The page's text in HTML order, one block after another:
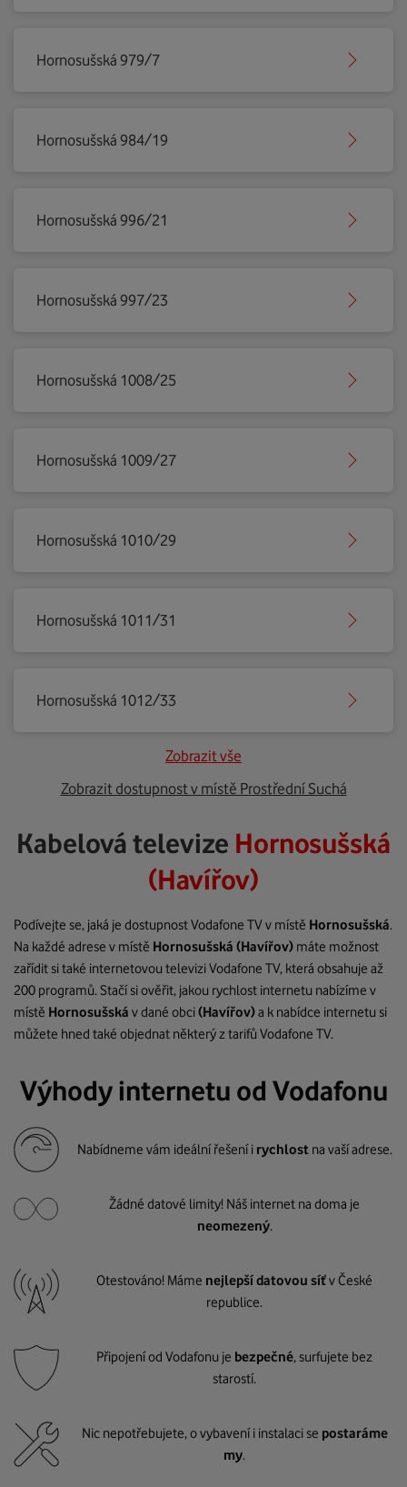
Hornosušská 979/7
Hornosušská 984/19
Hornosušská 996/21
Hornosušská 997/23
Hornosušská 1008/25
Hornosušská 1009/27
Hornosušská 1010/29
Hornosušská 1011/31
Hornosušská 1012/33
Zobrazit vše
Zobrazit dostupnost v místě Prostřední Suchá
Kabelová televize Hornosušská
(Havířov)
Podívejte se, jaká je dostupnost Vodafone TV v místě Hornosušská.
Na každé adrese v místě Hornosušská (Havířov) máte možnost
zařídit si také internetovou televizi Vodafone TV, která obsahuje až
200 programů. Stačí si ověřit, jakou rychlost internetu nabízíme v
místě Hornosušská v dané obci(Havířov)a k nabídce internetu si
můžete hned také objednat některý z tarifů Vodafone TV.
Výhody internetu od Vodafonu
Nabídneme vám ideální řešení i rychlost na vaší adrese.
Žádné datové limity! Náš internet na doma je
neomezený.
Otestováno! Máme nejlepší datovou síťv České
republice.
Připojení od Vodafonu je bezpečné, surfujete bez
starostí.
Nic nepotřebujete, o vybavení i instalaci se postaráme
my.